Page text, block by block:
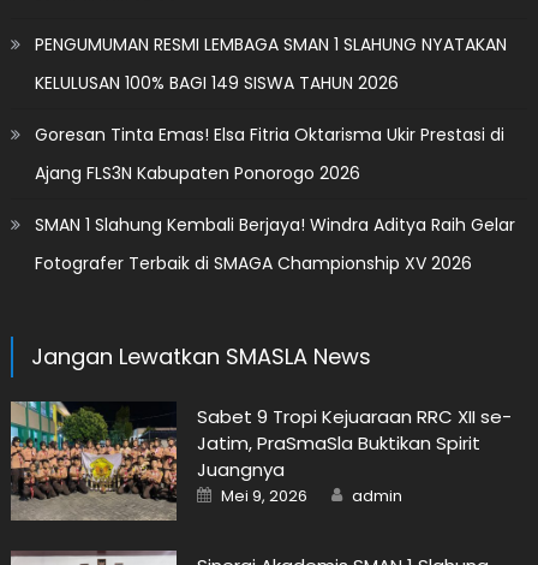
PENGUMUMAN RESMI LEMBAGA SMAN 1 SLAHUNG NYATAKAN
KELULUSAN 100% BAGI 149 SISWA TAHUN 2026
Goresan Tinta Emas! Elsa Fitria Oktarisma Ukir Prestasi di
Ajang FLS3N Kabupaten Ponorogo 2026
SMAN 1 Slahung Kembali Berjaya! Windra Aditya Raih Gelar
Fotografer Terbaik di SMAGA Championship XV 2026
Jangan Lewatkan SMASLA News
Sabet 9 Tropi Kejuaraan RRC XII se-
Jatim, PraSmaSla Buktikan Spirit
Juangnya
Posted
on
Mei 9, 2026 Author
admin